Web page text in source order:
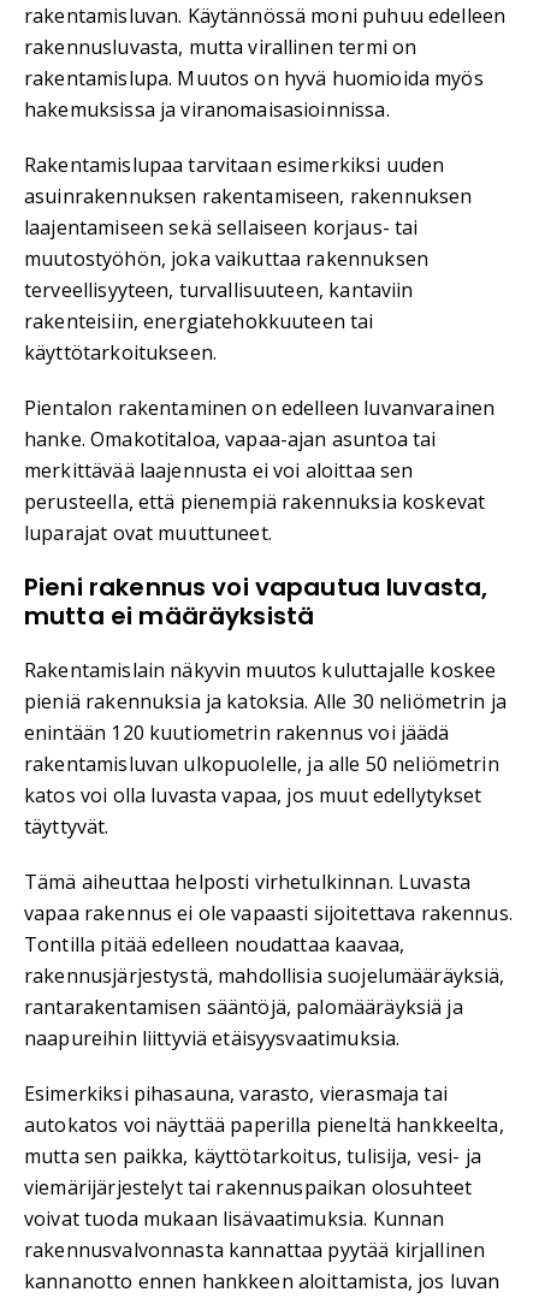
rakentamisluvan. Käytännössä moni puhuu edelleen
rakennusluvasta, mutta virallinen termi on
rakentamislupa. Muutos on hyvä huomioida myös
hakemuksissa ja viranomaisasioinnissa.
Rakentamislupaa tarvitaan esimerkiksi uuden
asuinrakennuksen rakentamiseen, rakennuksen
laajentamiseen sekä sellaiseen korjaus- tai
muutostyöhön, joka vaikuttaa rakennuksen
terveellisyyteen, turvallisuuteen, kantaviin
rakenteisiin, energiatehokkuuteen tai
käyttötarkoitukseen.
Pientalon rakentaminen on edelleen luvanvarainen
hanke. Omakotitaloa, vapaa-ajan asuntoa tai
merkittävää laajennusta ei voi aloittaa sen
perusteella, että pienempiä rakennuksia koskevat
luparajat ovat muuttuneet.
Pieni rakennus voi vapautua luvasta,
mutta ei määräyksistä
Rakentamislain näkyvin muutos kuluttajalle koskee
pieniä rakennuksia ja katoksia. Alle 30 neliömetrin ja
enintään 120 kuutiometrin rakennus voi jäädä
rakentamisluvan ulkopuolelle, ja alle 50 neliömetrin
katos voi olla luvasta vapaa, jos muut edellytykset
täyttyvät.
Tämä aiheuttaa helposti virhetulkinnan. Luvasta
vapaa rakennus ei ole vapaasti sijoitettava rakennus.
Tontilla pitää edelleen noudattaa kaavaa,
rakennusjärjestystä, mahdollisia suojelumääräyksiä,
rantarakentamisen sääntöjä, palomääräyksiä ja
naapureihin liittyviä etäisyysvaatimuksia.
Esimerkiksi pihasauna, varasto, vierasmaja tai
autokatos voi näyttää paperilla pieneltä hankkeelta,
mutta sen paikka, käyttötarkoitus, tulisija, vesi- ja
viemärijärjestelyt tai rakennuspaikan olosuhteet
voivat tuoda mukaan lisävaatimuksia. Kunnan
rakennusvalvonnasta kannattaa pyytää kirjallinen
kannanotto ennen hankkeen aloittamista, jos luvan